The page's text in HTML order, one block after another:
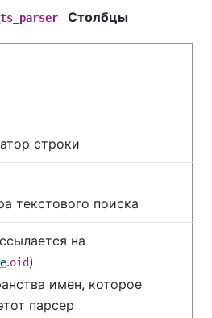
Столбцы
строки
текстового поиска
на
.oid)
имен, которое
парсер